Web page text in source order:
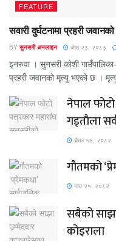
FEATURE
सवारी दुर्घटनामा प्रहरी
BY सुनसरी अनलाइन जेष्ठ २३, २०८३
इनरुवा । सुनसरी कोशी
प्रहरी जवानको मृत्यु भएको छ ।
नेपाल
गड्ताैला
चैत्र १४, २०८२
गौतमको
माघ २५, २०८२
सबैको
कोइराला